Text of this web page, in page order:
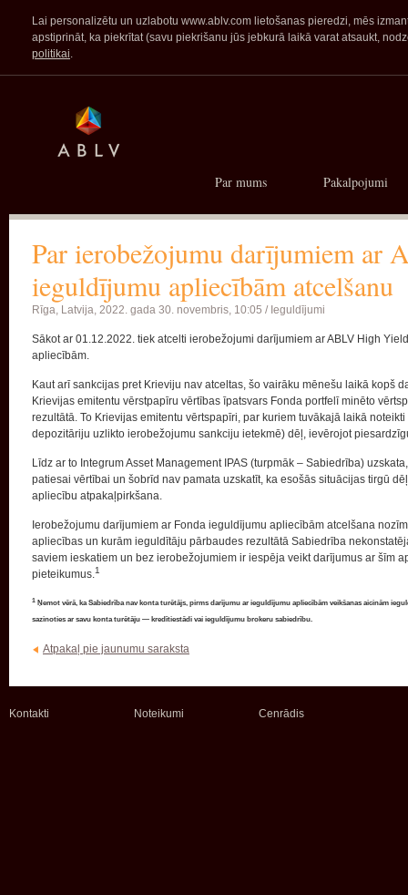
Lai personalizētu un uzlabotu www.ablv.com lietošanas pieredzi, mēs
apstiprināt, ka piekrītat (savu piekrišanu jūs jebkurā laikā varat atsaukt,
politikai.
Par mums Pakalpojumi
Par ierobežojumu darījumiem
ieguldījumu apliecībām atcelšanu
Rīga, Latvija, 2022. gada 30. novembris, 10:05 / Ieguldījumi
Sākot ar 01.12.2022. tiek atcelti ierobežojumi darījumiem ar ABLV High
apliecībām.
Kaut arī sankcijas pret Krieviju nav atceltas, šo vairāku mēnešu laikā kopš
Krievijas emitentu vērstpapīru vērtības īpatsvars Fonda portfelī minēto
rezultātā. To Krievijas emitentu vērtspapīri, par kuriem tuvākajā laikā
depozitāriju uzlikto ierobežojumu sankciju ietekmē) dēļ, ievērojot
Līdz ar to Integrum Asset Management IPAS (turpmāk – Sabiedrība)
patiesai vērtībai un šobrīd nav pamata uzskatīt, ka esošās situācijas tirgū
apliecību atpakaļpirkšana.
Ierobežojumu darījumiem ar Fonda ieguldījumu apliecībām atcelšana
apliecības un kurām ieguldītāju pārbaudes rezultātā Sabiedrība
saviem ieskatiem un bez ierobežojumiem ir iespēja veikt darījumus ar šīm
pieteikumus.1
1 Ņemot vērā, ka Sabiedrība nav konta turētājs, pirms darījumu ar ieguldījumu apliecībām veikšanas aicinām
sazinoties ar savu konta turētāju — kredītiestādi vai ieguldījumu brokeru sabiedrību.
Atpakaļ pie jaunumu saraksta
Kontakti Noteikumi Cenrādis